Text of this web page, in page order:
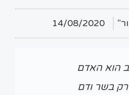
14/08/2020
הוא האדם
רק בשר ודם